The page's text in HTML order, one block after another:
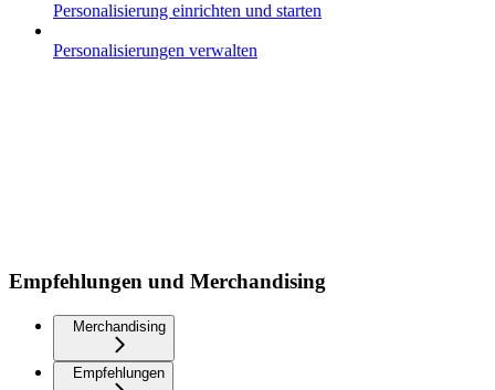
Personalisierung einrichten und starten
Personalisierungen verwalten
Empfehlungen und Merchandising
Merchandising
Empfehlungen